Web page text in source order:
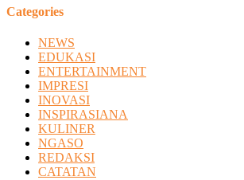
Categories
NEWS
EDUKASI
ENTERTAINMENT
IMPRESI
INOVASI
INSPIRASIANA
KULINER
NGASO
REDAKSI
CATATAN